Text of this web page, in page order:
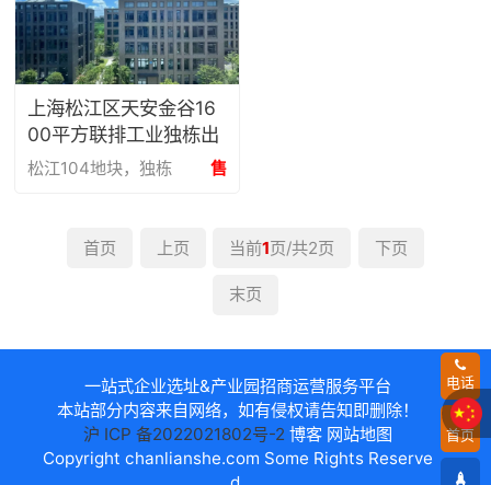
上海松江区天安金谷16
00平方联排工业独栋出
售
松江104地块，独栋 售
首页 上页 当前1页/共2页 下页
末页
一站式企业选址&产业园招商运营服务平台
本站部分内容来自网络，如有侵权请告知即删除！
沪 ICP 备2022021802号-2 博客 网站地图
Copyright chanlianshe.com Some Rights Reserve
电话
首页